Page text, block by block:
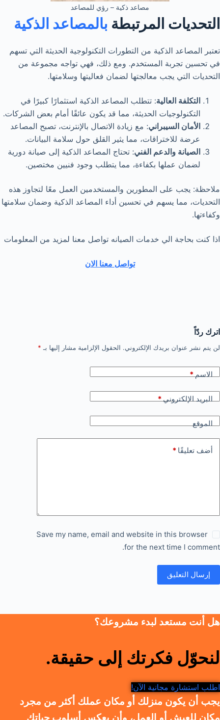
مصاعد ذكية – رؤي للمصاعد
التحديات المرتبطة بالمصاعد الذكية
تعتبر المصاعد الذكية من التطورات التكنولوجية الحديثة التي تسهم
في تحسين تجربة المستخدم. ومع ذلك، فهي تواجه مجموعة من
التحديات التي يجب معالجتها لضمان فعاليتها وسلامتها.
التكلفة العالية: تتطلب المصاعد الذكية استثمارًا كبيرًا في
التكنولوجيات الحديثة، مما قد يكون عائقًا أمام بعض الشركات.
الأمان السيبراني: مع زيادة الاتصال بالإنترنت، تصبح المصاعد
عرضة للاختراقات، مما يثير القلق حول سلامة البيانات.
الصيانة والدعم الفني: تحتاج المصاعد الذكية إلى صيانة دورية
لضمان عملها بكفاءة، مما يتطلب وجود فنيين مختصين.
ملاحظة: يجب على المطورين والمستخدمين العمل معًا لتجاوز هذه
التحديات، مما يسهم في تحسين أداء المصاعد الذكية وضمان سلامتها
وكفاءتها.
اذا كنت بحاجة الي خدمات الصيانه تواصل معنا لمزيد من المعلومات
تواصل معنا الان
اترك ردّاً
لن يتم نشر عنوان بريدك الإلكتروني. الحقول الإلزامية مشار إليها بـ *
الاسم*
البريد الإلكتروني*
الموقع
أضف تعليقًا *
Save my name, email and website in this browser
for the next time I comment.
إرسال التعليق
هل أنت مستعد لبدء مشروعك؟
لنحوّل فكرتك إلى حقيقة.
اطلب استشارة مجانية الآن!
يجب أن يكون منزلك أو مكان عملك أكثر من مجرد
مكان للعيش أو العمل، وأن يعكس أسلوب حياتك